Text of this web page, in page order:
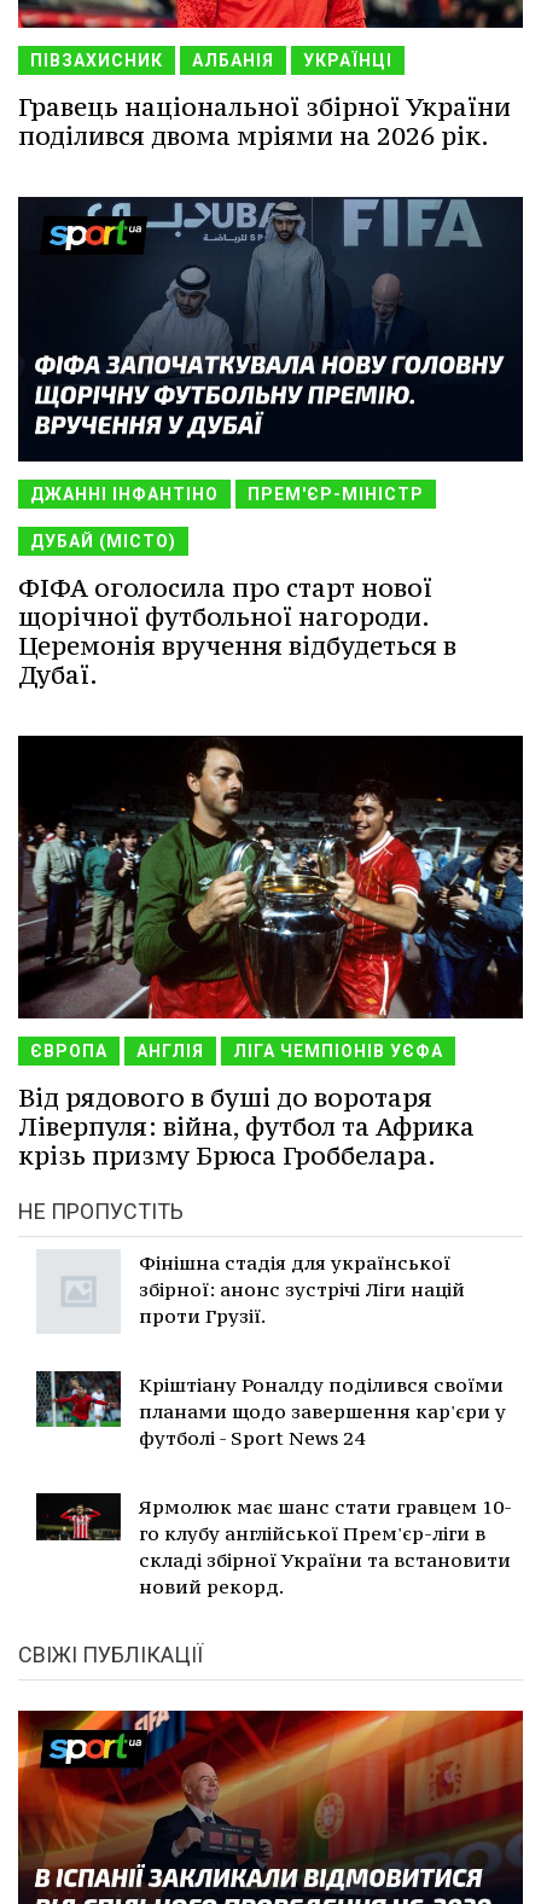
ПІВЗАХИСНИК АЛБАНІЯ УКРАЇНЦІ
Гравець національної збірної України
поділився двома мріями на 2026 рік.
ДЖАННІ ІНФАНТІНО ПРЕМ'ЄР-МІНІСТР
ДУБАЙ (МІСТО)
ФІФА оголосила про старт нової
щорічної футбольної нагороди.
Церемонія вручення відбудеться в
Дубаї.
ЄВРОПА АНГЛІЯ ЛІГА ЧЕМПІОНІВ УЄФА
Від рядового в буші до воротаря
Ліверпуля: війна, футбол та Африка
крізь призму Брюса Гроббелара.
НЕ ПРОПУСТІТЬ
Фінішна стадія для української
збірної: анонс зустрічі Ліги націй
проти Грузії.
Кріштіану Роналду поділився своїми
планами щодо завершення кар'єри у
футболі - Sport News 24
Ярмолюк має шанс стати гравцем 10-
го клубу англійської Прем'єр-ліги в
складі збірної України та встановити
новий рекорд.
СВІЖІ ПУБЛІКАЦІЇ